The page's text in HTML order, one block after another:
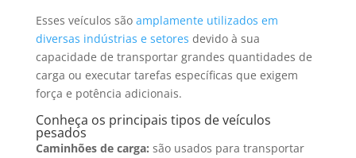
Esses veículos são amplamente utilizados em
diversas indústrias e setores devido à sua
capacidade de transportar grandes quantidades de
carga ou executar tarefas específicas que exigem
força e potência adicionais.
Conheça os principais tipos de veículos
pesados
Caminhões de carga: são usados para transportar